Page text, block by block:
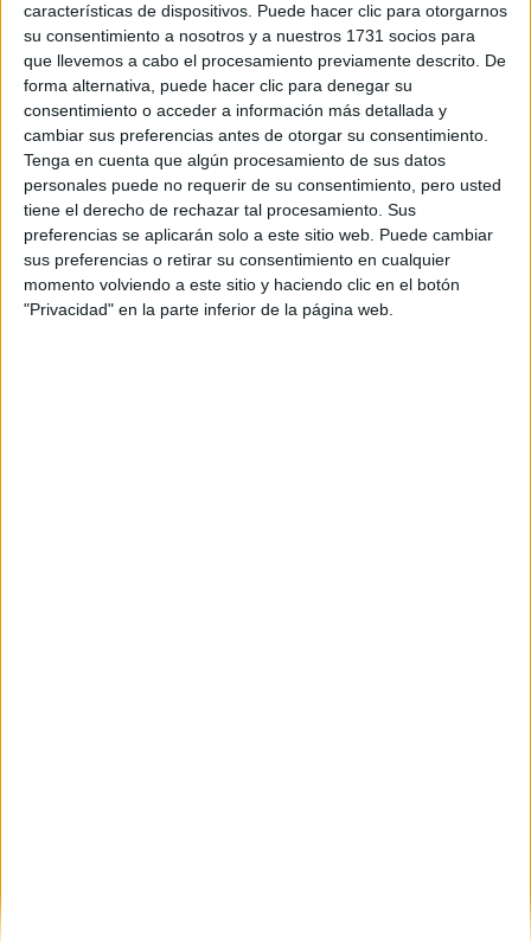
características de dispositivos. Puede hacer clic para otorgarnos
su consentimiento a nosotros y a nuestros 1731 socios para
que llevemos a cabo el procesamiento previamente descrito. De
forma alternativa, puede hacer clic para denegar su
consentimiento o acceder a información más detallada y
cambiar sus preferencias antes de otorgar su consentimiento.
Tenga en cuenta que algún procesamiento de sus datos
personales puede no requerir de su consentimiento, pero usted
tiene el derecho de rechazar tal procesamiento. Sus
preferencias se aplicarán solo a este sitio web. Puede cambiar
sus preferencias o retirar su consentimiento en cualquier
momento volviendo a este sitio y haciendo clic en el botón
"Privacidad" en la parte inferior de la página web.
¿En qué año terminas (o terminaste) bachillerato o FP?
Soy estudiante de:*
Términos y Condiciones de Uso
Aceptolos Términos y Condicionesde uso*